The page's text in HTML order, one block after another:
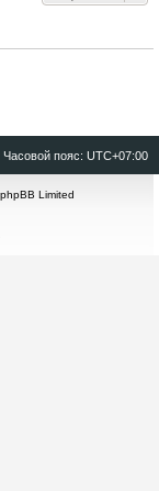
Часовой пояс: UTC+07:00
Limited